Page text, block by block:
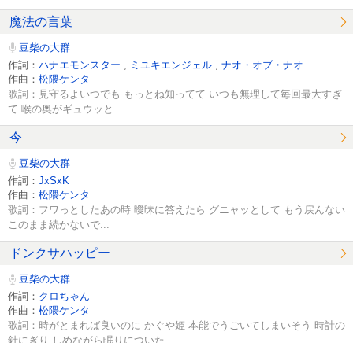
魔法の言葉
豆柴の大群
作詞： ハナエモンスター ミユキエンジェル
ナオ・オブ・ナオ
作曲： 松隈ケンタ
歌詞：見守るよいつでも もっとね知ってて いつも無理して毎回最大すぎ
て 喉の奥がギュウッと...
今
豆柴の大群
作詞： JxSxK
作曲： 松隈ケンタ
歌詞：フワっとしたあの時 曖昧に答えたら グニャッとして もう戻んない
このまま続かないで...
ドンクサハッピー
豆柴の大群
作詞： クロちゃん
作曲： 松隈ケンタ
歌詞：時がとまれば良いのに かぐや姫 本能でうごいてしまいそう 時計の
針にぎり しめながら眠りについた...